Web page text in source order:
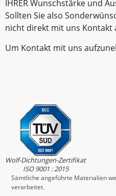
IHRER Wunschstärke und
Sollten Sie also
nicht direkt mit uns Kontakt
Um Kontakt mit uns
Wolf-Dichtungen-Zertifikat
ISO 9001 : 2015
Sämtliche angeführte Materialien
verarbeitet.